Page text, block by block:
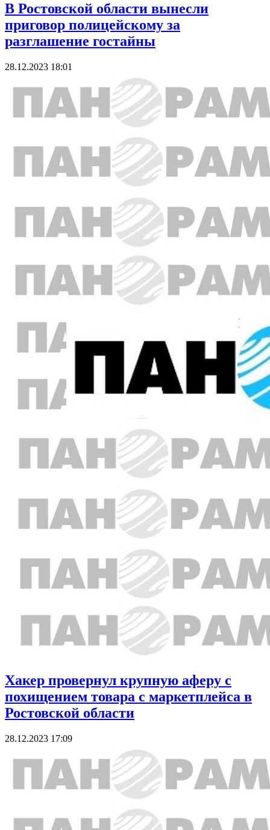
В Ростовской области вынесли
приговор полицейскому за
разглашение гостайны
28.12.2023 18:01
Хакер провернул крупную аферу с
похищением товара с маркетплейса в
Ростовской области
28.12.2023 17:09